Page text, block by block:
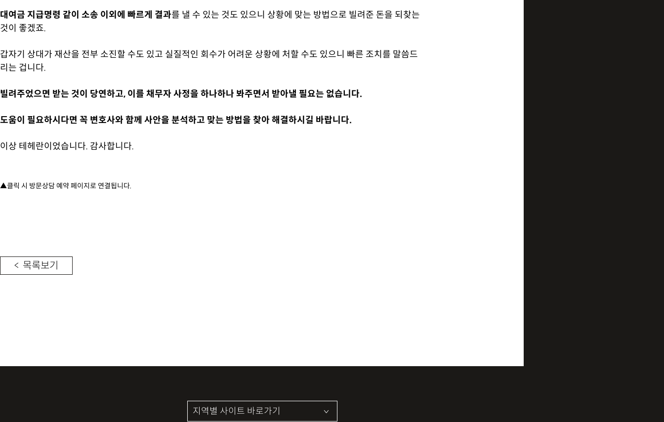
대여금 지급명령 같이 소송 이외에 빠르게 결과를 낼 수 있는 것도 있으니 상황에 맞는 방법으로 빌려준 돈을 되찾는
것이 좋겠죠.
갑자기 상대가 재산을 전부 소진할 수도 있고 실질적인 회수가 어려운 상황에 처할 수도 있으니 빠른 조치를 말씀드
리는 겁니다.
빌려주었으면 받는 것이 당연하고, 이를 채무자 사정을 하나하나 봐주면서 받아낼 필요는 없습니다.
도움이 필요하시다면 꼭 변호사와 함께 사안을 분석하고 맞는 방법을 찾아 해결하시길 바랍니다.
이상 테헤란이었습니다. 감사합니다.
▲클릭 시 방문상담 예약 페이지로 연결됩니다.
< 목록보기